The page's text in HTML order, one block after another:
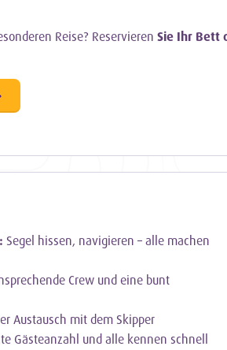
Reise? Reservieren Sie Ihr Bett
Segel hissen, navigieren – alle machen
Crew und eine bunt
Austausch mit dem Skipper
Gästeanzahl und alle kennen schnell